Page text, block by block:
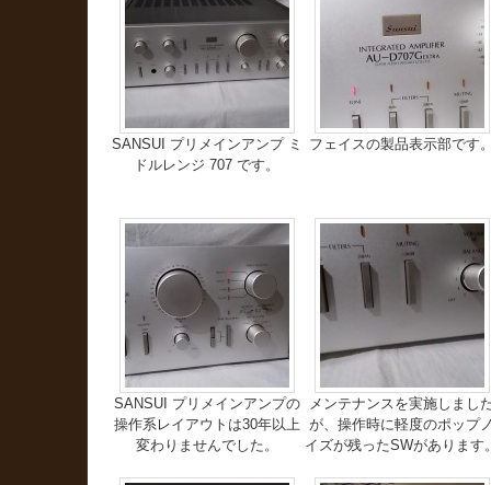
SANSUI プリメインアンプ ミ
ドルレンジ 707 です。
フェイスの製品表示部です
SANSUI プリメインアンプの
操作系レイアウトは30年以上
変わりませんでした。
メンテナンスを実施しまし
が、操作時に軽度のポップ
イズが残ったSWがあります